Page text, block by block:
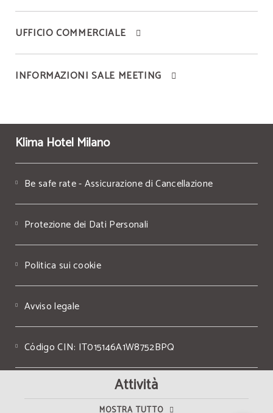
Attività
MOSTRA TUTTO
UFFICIO COMMERCIALE
INFORMAZIONI SALE MEETING
Klima Hotel Milano
Be safe rate - Assicurazione di Cancellazione
Protezione dei Dati Personali
Politica sui cookie
Avviso legale
Código CIN: IT015146A1W8752BPQ
P. IVA IT05507240967